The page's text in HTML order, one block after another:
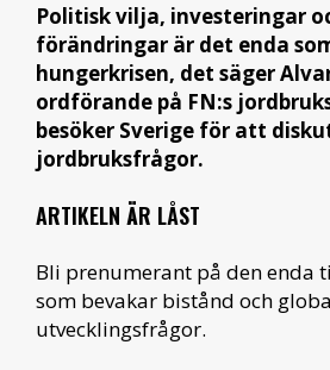
Politisk vilja, investeringar
förändringar är det enda
hungerkrisen, det säger
ordförande på FN:s
besöker Sverige för att
jordbruksfrågor.
ARTIKELN ÄR LÅST
Bli prenumerant på den enda
som bevakar bistånd och
utvecklingsfrågor.